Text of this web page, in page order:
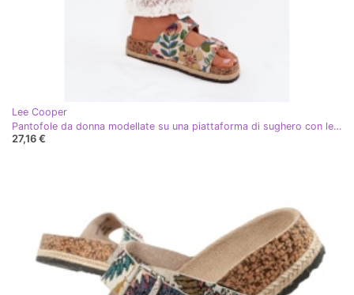
Lee Cooper
Pantofole da donna modellate su una piattaforma di sughero con lee cooper LCW-25-35-3480L multicolore
27,16 €